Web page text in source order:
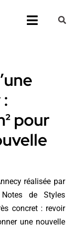
Toggle
Nos 25
Nos
Presse
Demander un
pour
réalisée par
Notes de Styles
concret : revoir
une nouvelle